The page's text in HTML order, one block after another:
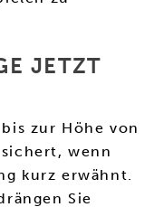
JETZT
zur Höhe von
wenn
kurz erwähnt.
Sie